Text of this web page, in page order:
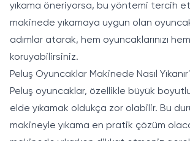
yıkama öneriyorsa, bu yöntemi tercih
makinede yıkamaya uygun olan
adımlar atarak, hem oyuncaklarınızı
koruyabilirsiniz.
Peluş Oyuncaklar Makinede Nasıl
Peluş oyuncaklar, özellikle büyük
elde yıkamak oldukça zor olabilir. Bu
makineyle yıkama en pratik çözüm